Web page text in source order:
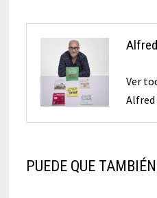
Ver
PUEDE QUE